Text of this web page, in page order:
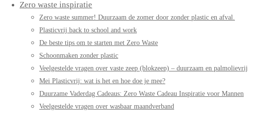
Zero waste inspiratie
Zero waste summer! Duurzaam de zomer door zonder plastic en afval.
Plasticvrij back to school and work
De beste tips om te starten met Zero Waste
Schoonmaken zonder plastic
Veelgestelde vragen over vaste zeep (blokzeep) – duurzaam en palmolievrij
Mei Plasticvrij: wat is het en hoe doe je mee?
Duurzame Vaderdag Cadeaus: Zero Waste Cadeau Inspiratie voor Mannen
Veelgestelde vragen over wasbaar maandverband